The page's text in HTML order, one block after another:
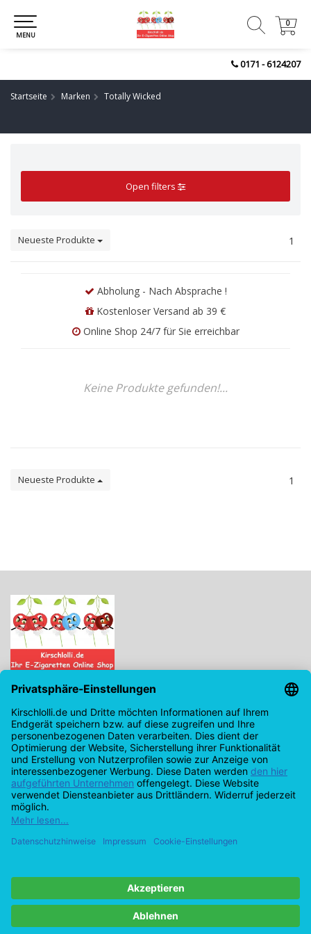
0171 - 6124207
0
0
MENU
Startseite Marken Totally Wicked
Open filters
Neueste Produkte 1
Abholung - Nach Absprache !
Kostenloser Versand ab 39 €
Online Shop 24/7 für Sie erreichbar
Keine Produkte gefunden!...
Neueste Produkte 1
Kirschlolli.de - Ihr E-Zigaretten Online Shop
Kirchplatz 7, 96114 Hirschaid
0171 - 6124207
info@kirschlolli.de
USt-IdNr.: DE321609131
Kundendienst
Mein Konto
© Copyright 2026 Kirschlolli.de – Ihr E-Zigaretten Online Shop in